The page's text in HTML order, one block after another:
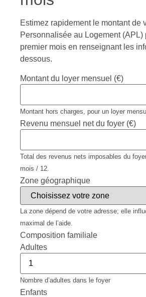
Estimez rapidement le montant de
Personnalisée au Logement (APL)
premier mois en renseignant les
dessous.
Montant du loyer mensuel (€)
Montant hors charges, pour un loyer
Revenu mensuel net du foyer (€)
Total des revenus nets imposables du
mois / 12.
Zone géographique
La zone dépend de votre adresse; elle
maximal de l’aide.
Composition familiale
Adultes
Nombre d’adultes dans le foyer
Enfants